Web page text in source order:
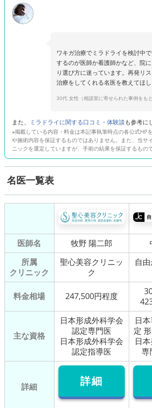
ワキガ治療でミラドライを検討中
するのが医師か看護師かなど、院
り選び方に迷っています。再発リ
30代 女性（相談室に寄せられた事例をも
また、 ミラドライに関する口コミ・体験談も参考に
※掲載している内容・料金は本記事執筆時点の各公式HP
や施術内容を保証するものではありません。また、当サ
ニックを選定していますが、手術の結果を保証するもの
名医一覧表
医師名 牧野 陽二郎
所属
クリニック
聖心美容クリニッ
ク
自
料金相場 247,500円程度
主な資格
日本形成外科学会
認定専門医
日本形成外科学会
認定指導医
日
定
日
専
詳細 詳細